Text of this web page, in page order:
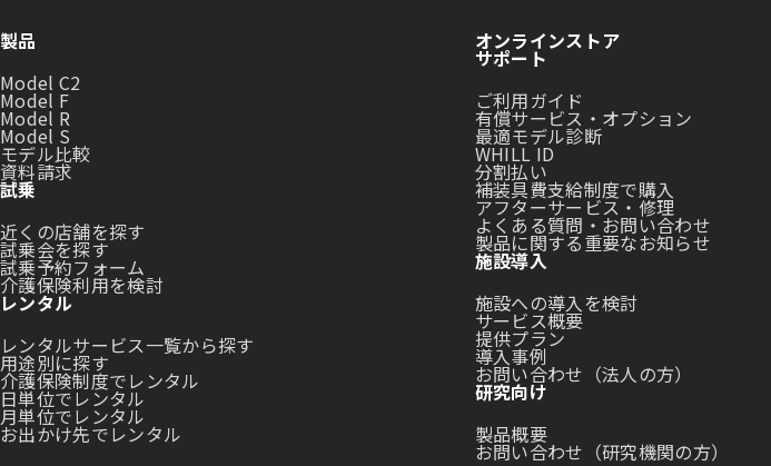
製品
Model C2
Model F
Model R
Model S
モデル比較
資料請求
試乗
近くの店舗を探す
試乗会を探す
試乗予約フォーム
介護保険利用を検討
レンタル
レンタルサービス一覧から探す
用途別に探す
介護保険制度でレンタル
日単位でレンタル
月単位でレンタル
お出かけ先でレンタル
オンラインストア
サポート
ご利用ガイド
有償サービス・オプション
最適モデル診断
WHILL ID
分割払い
補装具費支給制度で購入
アフターサービス・修理
よくある質問・お問い合わせ
製品に関する重要なお知らせ
施設導入
施設への導入を検討
サービス概要
提供プラン
導入事例
お問い合わせ（法人の方）
研究向け
製品概要
お問い合わせ（研究機関の方）